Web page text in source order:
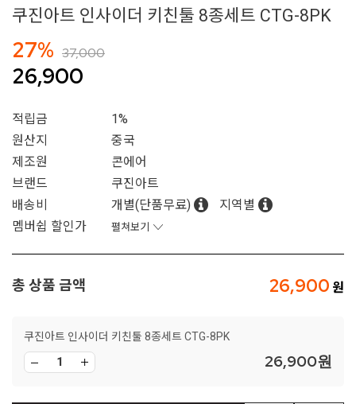
쿠진아트 인사이더 키친툴 8종세트 CTG-8PK
27% 37,000
26,900
적립금
1%
원산지
중국
제조원
콘에어
브랜드
쿠진아트
배송비
개별(단품무료)
지역별
멤버쉽 할인가
펼쳐보기
총 상품 금액 26,900
쿠진아트 인사이더 키친툴 8종세트 CTG-8PK
26,900원